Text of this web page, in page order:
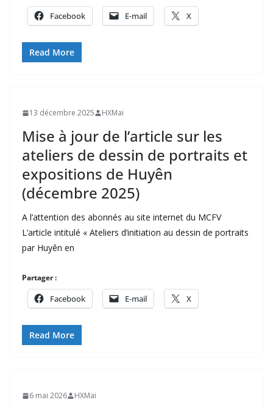
Facebook E-mail X
Read More
13 décembre 2025 HXMai
Mise à jour de l’article sur les
ateliers de dessin de portraits et
expositions de Huyên
(décembre 2025)
A l’attention des abonnés au site internet du MCFV
L’article intitulé « Ateliers d’initiation au dessin de portraits
par Huyên en
Partager :
Facebook E-mail X
Read More
6 mai 2026 HXMai